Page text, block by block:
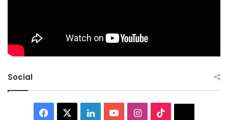
Social
Facebook LinkedInYouTubeInstagram